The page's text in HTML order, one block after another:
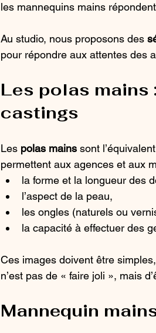
les mannequins mains
Au studio, nous proposons des
pour répondre aux attentes des
Les polas mains
castings
Les polas mains sont
permettent aux agences et aux
la forme et la longueur des
l’aspect de la peau,
les ongles (naturels ou
la capacité à effectuer des
Ces images doivent être
n’est pas de « faire joli », mais
Mannequin